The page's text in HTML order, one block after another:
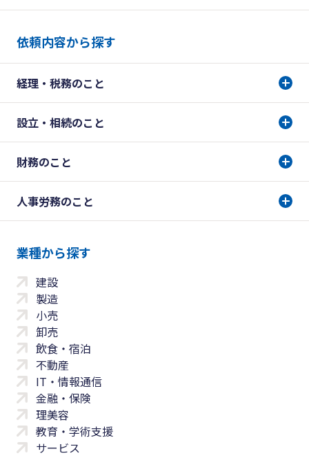
依頼内容から探す
経理・税務のこと
設立・相続のこと
財務のこと
人事労務のこと
業種から探す
建設
製造
小売
卸売
飲食・宿泊
不動産
IT・情報通信
金融・保険
理美容
教育・学術支援
サービス